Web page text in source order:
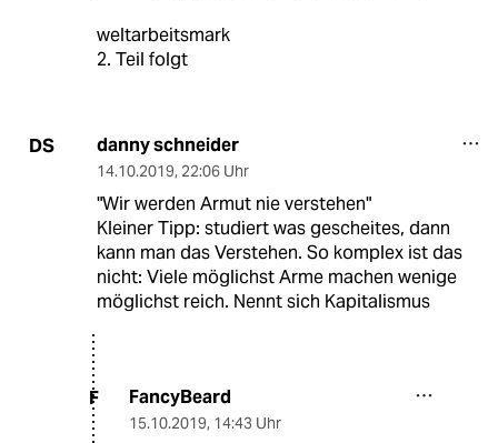
weltarbeitsmark
2. Teil folgt
DS danny schneider
14.10.2019, 22:06 Uhr
"Wir werden Armut nie verstehen"
Kleiner Tipp: studiert was gescheites, dann
kann man das Verstehen. So komplex ist das
nicht: Viele möglichst Arme machen wenige
möglichst reich. Nennt sich Kapitalismus
F FancyBeard
15.10.2019, 14:43 Uhr